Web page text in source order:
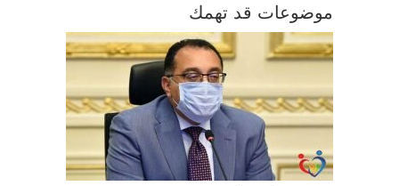
موضوعات قد تهمك